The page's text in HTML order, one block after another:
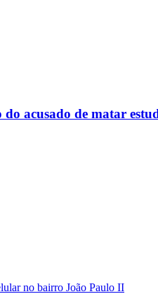
acusado de matar
no bairro João Paulo II